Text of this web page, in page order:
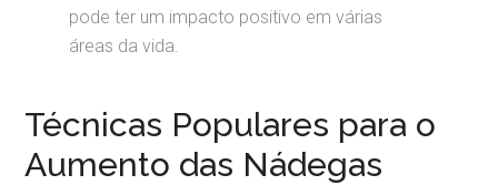
pode ter um impacto positivo em várias
áreas da vida.
Técnicas Populares para o
Aumento das Nádegas